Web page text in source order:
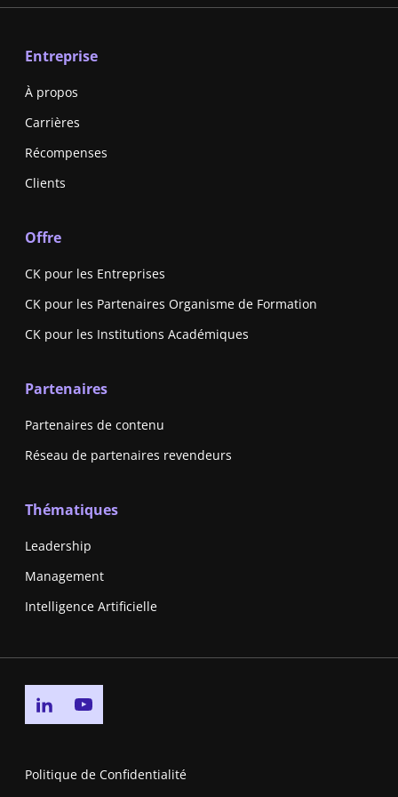
Entreprise
À propos
Carrières
Récompenses
Clients
Offre
CK pour les Entreprises
CK pour les Partenaires Organisme de Formation
CK pour les Institutions Académiques
Partenaires
Partenaires de contenu
Réseau de partenaires revendeurs
Thématiques
Leadership
Management
Intelligence Artificielle
Go to linkedin page
Politique de Confidentialité